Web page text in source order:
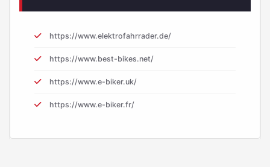
https://www.elektrofahrrader.de/
https://www.best-bikes.net/
https://www.e-biker.uk/
https://www.e-biker.fr/